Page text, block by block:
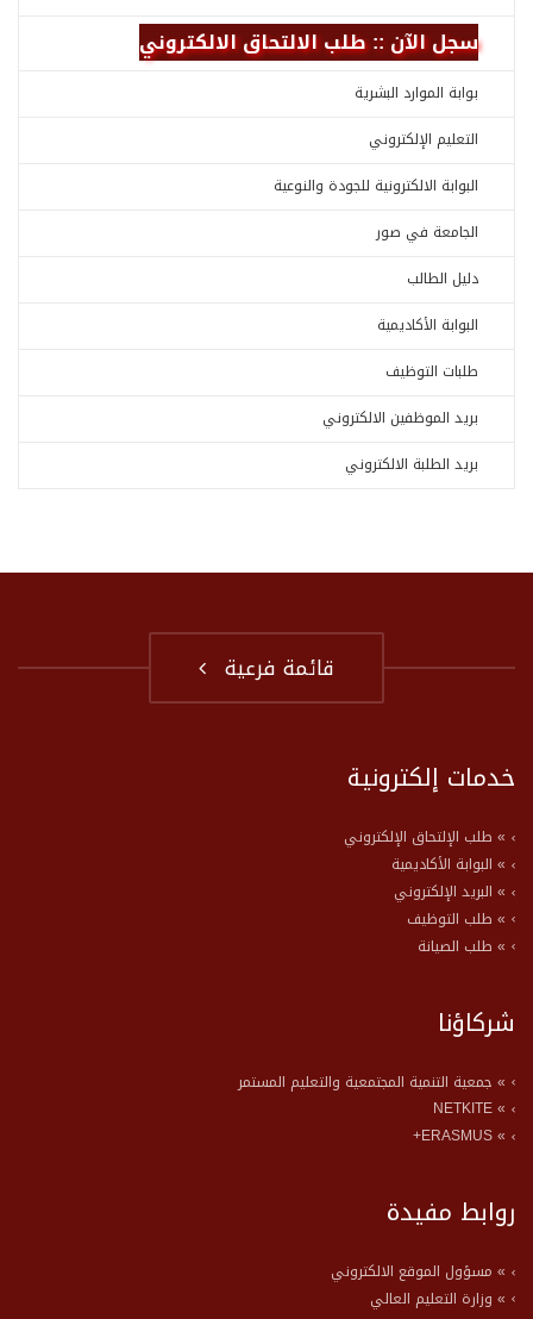
سجل الآن :: طلب الالتحاق الالكتروني
بوابة الموارد البشرية
التعليم الإلكتروني
البوابة الالكترونية للجودة والنوعية
الجامعة في صور
دليل الطالب
البوابة الأكاديمية
طلبات التوظيف
بريد الموظفين الالكتروني
بريد الطلبة الالكتروني
قائمة فرعية
خدمات إلكترونية
» طلب الإلتحاق الإلكتروني
» البوابة الأكاديمية
» البريد الإلكتروني
» طلب التوظيف
» طلب الصيانة
شركاؤنا
» جمعية التنمية المجتمعية والتعليم المستمر
» NETKITE
» ERASMUS+
روابط مفيدة
» مسؤول الموقع الالكتروني
» وزارة التعليم العالي